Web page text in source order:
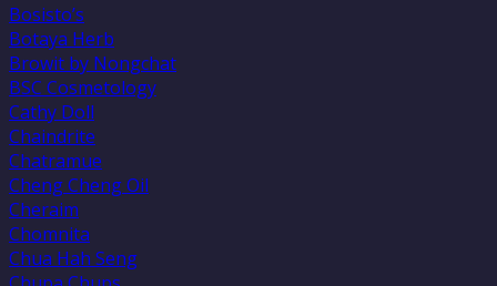
Bosisto’s
Botaya Herb
Browit by Nongchat
BSC Cosmetology
Cathy Doll
Chaindrite
Chatramue
Cheng Cheng Oil
Cheraim
Chomnita
Chua Hah Seng